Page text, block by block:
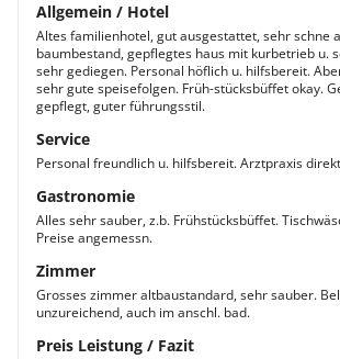
Allgemein / Hotel
Altes familienhotel, gut ausgestattet, sehr schne
baumbestand, gepflegtes haus mit kurbetrieb u.
sehr gediegen. Personal höflich u. hilfsbereit.
sehr gute speisefolgen. Früh-stücksbüffet okay.
gepflegt, guter führungsstil.
Service
Personal freundlich u. hilfsbereit. Arztpraxis
Gastronomie
Alles sehr sauber, z.b. Frühstücksbüffet.
Preise angemessn.
Zimmer
Grosses zimmer altbaustandard, sehr sauber.
unzureichend, auch im anschl. bad.
Preis Leistung / Fazit